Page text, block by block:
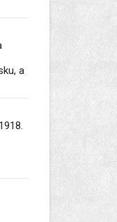
a